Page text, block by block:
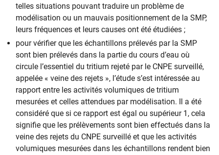
telles situations pouvant traduire un problème de
modélisation ou un mauvais positionnement de la SMP,
leurs fréquences et leurs causes ont été étudiées ;
pour vérifier que les échantillons prélevés par la SMP
sont bien prélevés dans la partie du cours d’eau où
circule l’essentiel du tritium rejeté par le CNPE surveillé,
appelée « veine des rejets », l’étude s’est intéressée au
rapport entre les activités volumiques de tritium
mesurées et celles attendues par modélisation. Il a été
considéré que si ce rapport est égal ou supérieur 1, cela
signifie que les prélèvements sont bien effectués dans la
veine des rejets du CNPE surveillé et que les activités
volumiques mesurées dans les échantillons rendent bien